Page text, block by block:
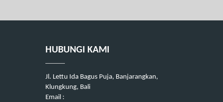
HUBUNGI KAMI
Jl. Lettu Ida Bagus Puja, Banjarangkan,
Klungkung, Bali
Email :